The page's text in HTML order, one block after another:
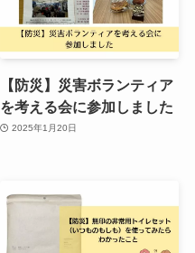
【防災】災害ボランティア
を考える会に参加しました
2025年1月20日